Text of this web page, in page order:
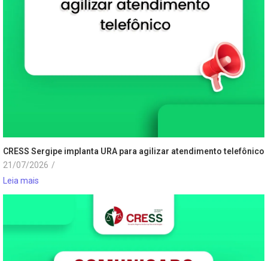
CRESS Sergipe implanta URA para agilizar atendimento telefônico
21/07/2026 /
Leia mais